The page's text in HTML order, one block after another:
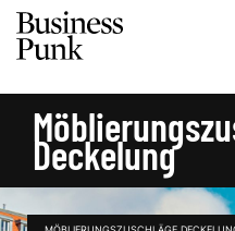
Deckelung